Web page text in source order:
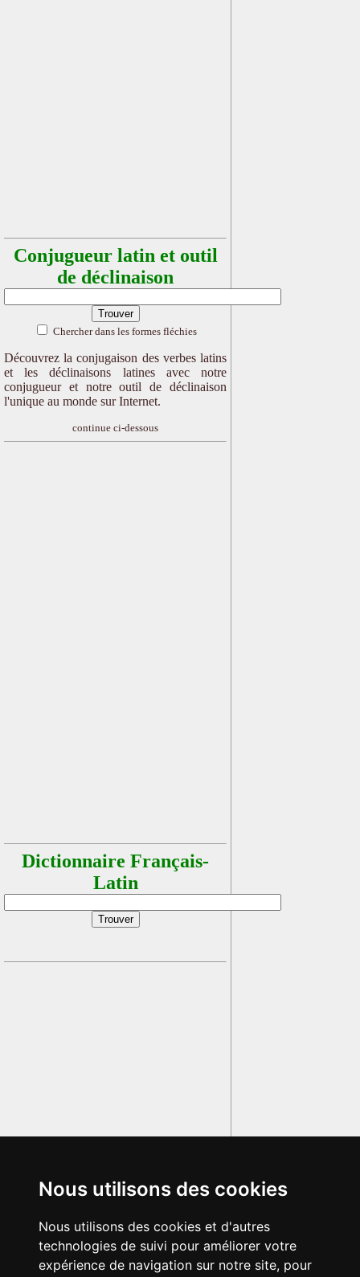
Nous utilisons des cookies
Nous utilisons des cookies et d'autres
technologies de suivi pour améliorer votre
expérience de navigation sur notre site, pour
Conjugueur latin et outil
de déclinaison
Chercher dans les formes fléchies
Découvrez la conjugaison des verbes latins
et les déclinaisons latines avec notre
conjugueur et notre outil de déclinaison
l'unique au monde sur Internet.
continue ci-dessous
Dictionnaire Français-
Latin